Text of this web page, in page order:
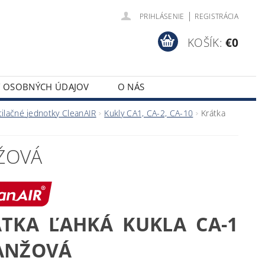
PRIHLÁSENIE | REGISTRÁCIA
KOŠÍK: €0
ÚDAJOV O NÁS
jednotky CleanAIR Kukly CA1, CA-2, CA-10 Krátka
ĽAHKÁ KUKLA CA-1